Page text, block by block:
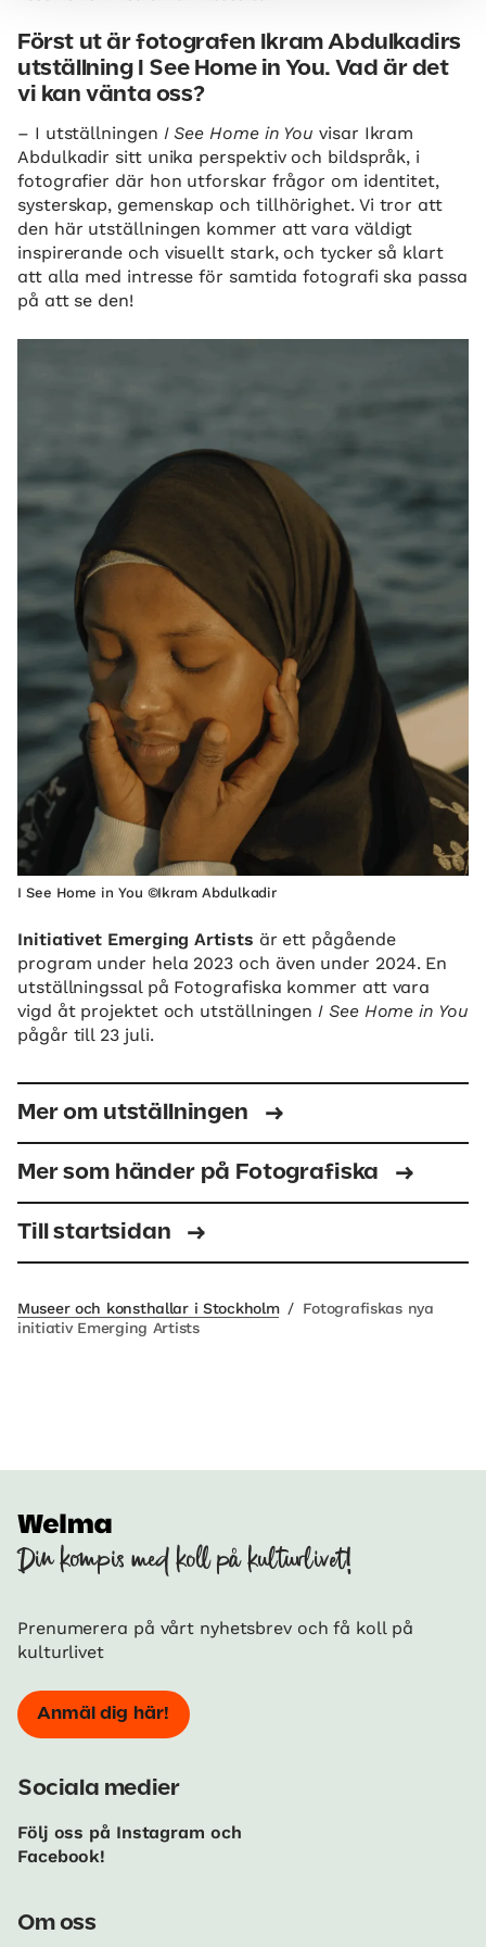
Först ut är fotografen Ikram Abdulkadirs
utställning I See Home in You. Vad är det
vi kan vänta oss?
– I utställningen I See Home in You visar Ikram
Abdulkadir sitt unika perspektiv och bildspråk, i
fotografier där hon utforskar frågor om identitet,
systerskap, gemenskap och tillhörighet. Vi tror att
den här utställningen kommer att vara väldigt
inspirerande och visuellt stark, och tycker så klart
att alla med intresse för samtida fotografi ska passa
på att se den!
I See Home in You ©Ikram Abdulkadir
Initiativet Emerging Artists är ett pågående
program under hela 2023 och även under 2024. En
utställningssal på Fotografiska kommer att vara
vigd åt projektet och utställningen I See Home in You
pågår till 23 juli.
Mer om utställningen
Mer som händer på Fotografiska
Till startsidan
Museer och konsthallar i Stockholm / Fotografiskas nya
initiativ Emerging Artists
Din kompis med koll på kulturlivet!
Prenumerera på vårt nyhetsbrev och få koll på
kulturlivet
Anmäl dig här!
Sociala medier
Följ oss på Instagram och
Facebook!
Om oss